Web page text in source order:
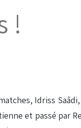
!
Idriss
et passé par